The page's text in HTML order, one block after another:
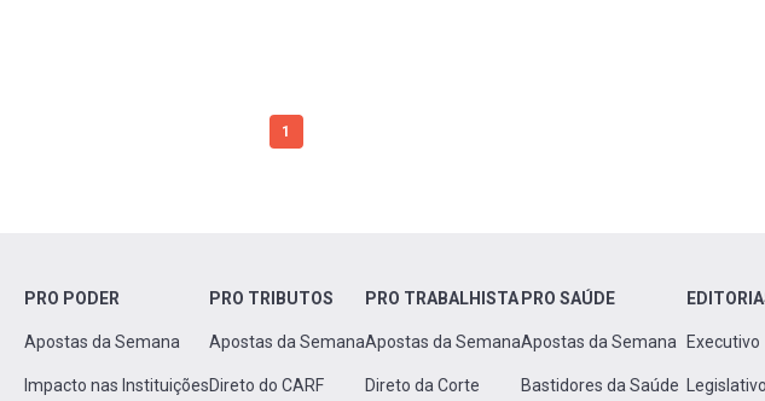
1
PRO PODER
Apostas da Semana
Impacto nas Instituições
PRO TRIBUTOS
Apostas da Semana
Direto do CARF
PRO TRABALHISTA
Apostas da Semana
Direto da Corte
PRO SAÚDE
Apostas da Semana
Bastidores da Saúde
Executivo
Legislativo